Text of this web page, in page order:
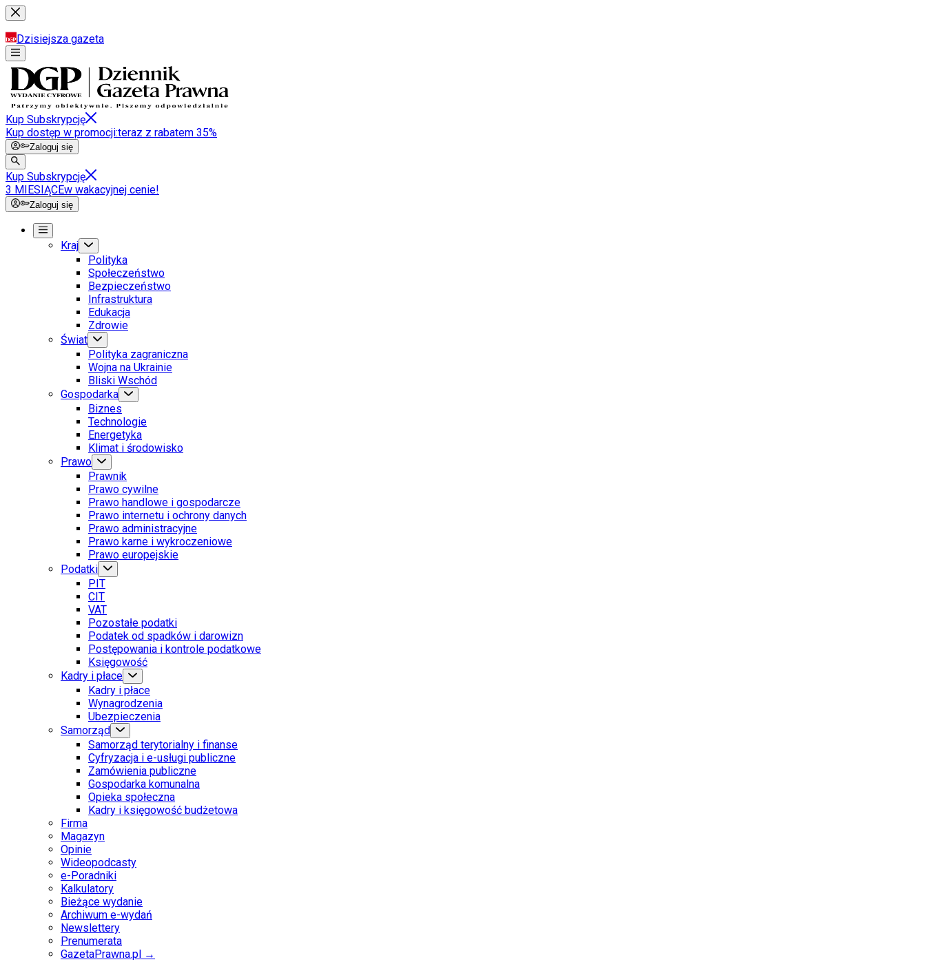
Dzisiejsza gazeta
Kup Subskrypcję
Kup dostęp w promocji:teraz z rabatem 35%
Zaloguj się
Kup Subskrypcję
3 MIESIĄCEw wakacyjnej cenie!
Zaloguj się
Kraj
Polityka
Społeczeństwo
Bezpieczeństwo
Infrastruktura
Edukacja
Zdrowie
Świat
Polityka zagraniczna
Wojna na Ukrainie
Bliski Wschód
Gospodarka
Biznes
Technologie
Energetyka
Klimat i środowisko
Prawo
Prawnik
Prawo cywilne
Prawo handlowe i gospodarcze
Prawo internetu i ochrony danych
Prawo administracyjne
Prawo karne i wykroczeniowe
Prawo europejskie
Podatki
PIT
CIT
VAT
Pozostałe podatki
Podatek od spadków i darowizn
Postępowania i kontrole podatkowe
Księgowość
Kadry i płace
Kadry i płace
Wynagrodzenia
Ubezpieczenia
Samorząd
Samorząd terytorialny i finanse
Cyfryzacja i e-usługi publiczne
Zamówienia publiczne
Gospodarka komunalna
Opieka społeczna
Kadry i księgowość budżetowa
Firma
Magazyn
Opinie
Wideopodcasty
e-Poradniki
Kalkulatory
Bieżące wydanie
Archiwum e-wydań
Newslettery
Prenumerata
GazetaPrawna.pl →